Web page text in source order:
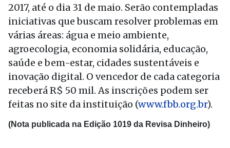
2017, até o dia 31 de maio. Serão contempladas
iniciativas que buscam resolver problemas em
várias áreas: água e meio ambiente,
agroecologia, economia solidária, educação,
saúde e bem-estar, cidades sustentáveis e
inovação digital. O vencedor de cada categoria
receberá R$ 50 mil. As inscrições podem ser
feitas no site da instituição (www.fbb.org.br).
(Nota publicada na Edição 1019 da Revisa Dinheiro)